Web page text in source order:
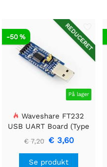
REDUCERET
På lager
-50 %
Waveshare FT232
USB UART Board (Type
A), USB til TTL (UART)
kommunikationsmodul
€ 7,20 € 3,60
Se produkt